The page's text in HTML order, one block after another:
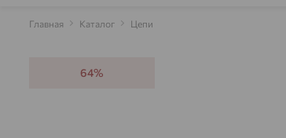
Главная Каталог Цепи
64%